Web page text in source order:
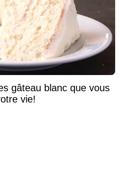
gâteau blanc que vous
vie!